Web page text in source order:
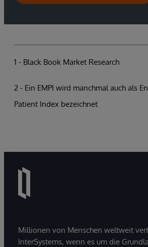
1 - Black Book Market Research
2 - Ein EMPI wird manchmal auch als
Patient Index bezeichnet
Millionen von Menschen weltweit
InterSystems, wenn es um die